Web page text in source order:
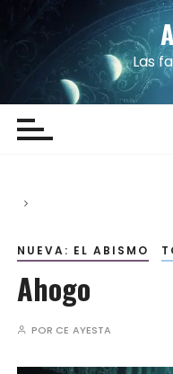
a
Las
NUEVA: EL ABISMO
Ahogo
POR CE AYESTA